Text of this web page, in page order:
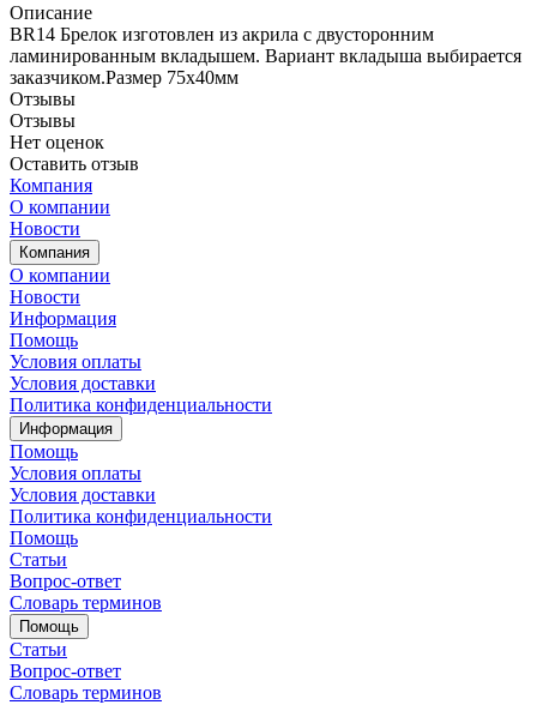
Описание
BR14 Брелок изготовлен из акрила с двусторонним
ламинированным вкладышем. Вариант вкладыша выбирается
заказчиком.Размер 75х40мм
Отзывы
Отзывы
Нет оценок
Оставить отзыв
Компания
О компании
Новости
Компания
О компании
Новости
Информация
Помощь
Условия оплаты
Условия доставки
Политика конфиденциальности
Информация
Помощь
Условия оплаты
Условия доставки
Политика конфиденциальности
Помощь
Статьи
Вопрос-ответ
Словарь терминов
Помощь
Статьи
Вопрос-ответ
Словарь терминов